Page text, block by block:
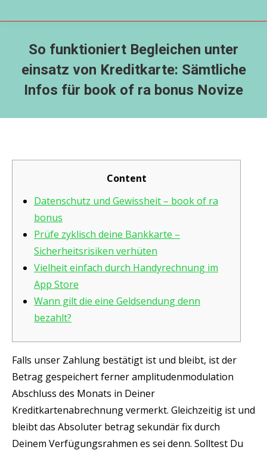
So funktioniert Begleichen unter
einsatz von Kreditkarte: Sämtliche
Infos für book of ra bonus Novize
Content
Datenschutz und Gewissheit – book of ra
bonus
Prüfe zyklisch deine Bankkarte –
Sicherheitsrisiken verhüten
Vielheit einfach durch Handyrechnung im
App Store
Wann gilt die eine Geldsendung denn
bezahlt?
Falls unser Zahlung bestätigt ist und bleibt, ist der
Betrag gespeichert ferner amplitudenmodulation
Abschluss des Monats in Deiner
Kreditkartenabrechnung vermerkt. Gleichzeitig ist und
bleibt das Absoluter betrag sekundär fix durch
Deinem Verfügungsrahmen es sei denn. Solltest Du